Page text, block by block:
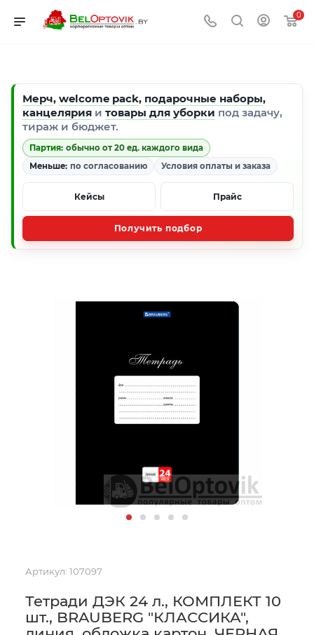
0
Мерч, welcome pack, подарочные наборы,
канцелярия и товары для уборки под задачу,
тираж и бюджет.
Партия: обычно от 20 ед. каждого вида
Меньше: по согласованию Условия оплаты и заказа
Кейсы Прайс
Получить подбор
Артикул: 107097
Тетради ДЭК 24 л., КОМПЛЕКТ 10
шт., BRAUBERG "КЛАССИКА",